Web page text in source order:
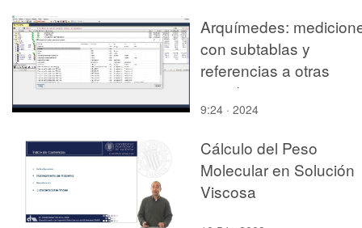
RENTA DE LAS
PERSONAS FÍSICAS
Arquímedes:
con subtablas y
referencias a otras
partidas
9:24 · 2024
Cálculo del Peso
Molecular en Solución
Viscosa